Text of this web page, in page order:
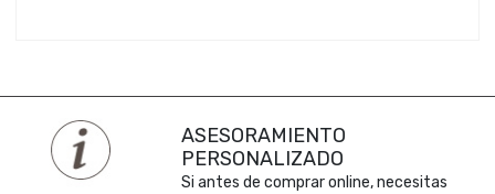
ASESORAMIENTO
PERSONALIZADO
Si antes de comprar online, necesitas